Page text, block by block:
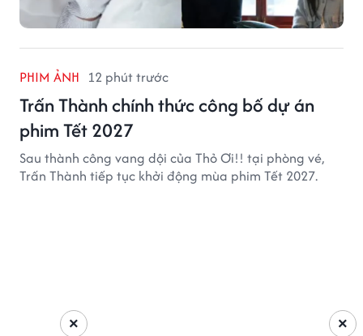
PHIM ẢNH 12 phút trước
Trấn Thành chính thức công bố dự án
phim Tết 2027
Sau thành công vang dội của Thỏ Ơi!! tại phòng vé,
Trấn Thành tiếp tục khởi động mùa phim Tết 2027.
×
×